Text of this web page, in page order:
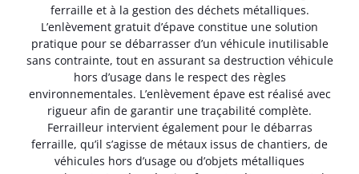
ferraille et à la gestion des déchets métalliques.
L’enlèvement gratuit d’épave constitue une solution
pratique pour se débarrasser d’un véhicule inutilisable
sans contrainte, tout en assurant sa destruction véhicule
hors d’usage dans le respect des règles
environnementales. L’enlèvement épave est réalisé avec
rigueur afin de garantir une traçabilité complète.
Ferrailleur intervient également pour le débarras
ferraille, qu’il s’agisse de métaux issus de chantiers, de
véhicules hors d’usage ou d’objets métalliques